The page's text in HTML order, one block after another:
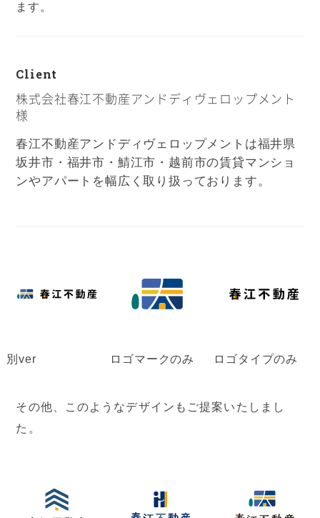
ます。
Client
株式会社春江不動産アンドディヴェロップメント
様
春江不動産アンドディヴェロップメントは福井県
坂井市・福井市・鯖江市・越前市の賃貸マンショ
ンやアパートを幅広く取り扱っております。
別ver ロゴマークのみ ロゴタイプのみ
その他、このようなデザインもご提案いたしまし
た。